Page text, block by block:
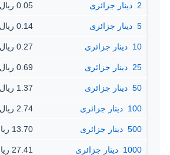
2 ‏ دينار جزائرى 0.05 ريال قطرى
5 ‏ دينار جزائرى 0.14 ريال قطرى
10 ‏ دينار جزائرى 0.27 ريال قطرى
25 ‏ دينار جزائرى 0.69 ريال قطرى
50 ‏ دينار جزائرى 1.37 ريال قطرى
100 ‏ دينار جزائرى 2.74 ريال قطرى
500 ‏ دينار جزائرى 13.70 ريال قطرى
1000 ‏ دينار جزائرى 27.41 ريال قطرى